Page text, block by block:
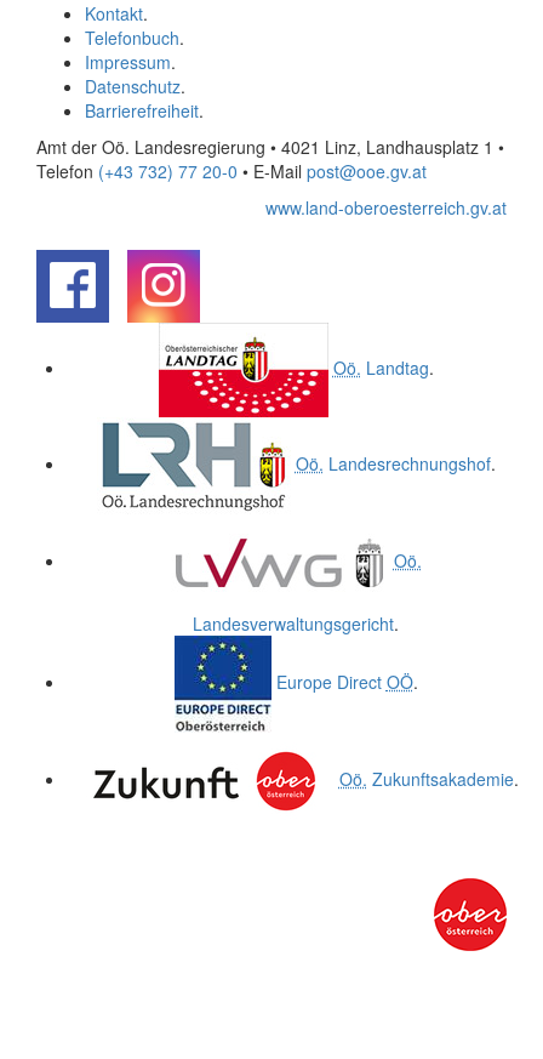
Kontakt.
Telefonbuch.
Impressum.
Datenschutz.
Barrierefreiheit.
Amt der Oö. Landesregierung • 4021 Linz, Landhausplatz 1 •
Telefon (+43 732) 77 20-0 • E-Mail post@ooe.gv.at
www.land-oberoesterreich.gv.at
Oö. Landtag.
Oö. Landesrechnungshof.
Oö.
Landesverwaltungsgericht.
Europe Direct OÖ.
Oö. Zukunftsakademie.